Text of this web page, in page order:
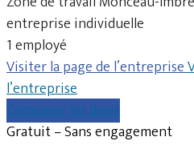
entreprise individuelle
1 employé
Visiter la page de l’entreprise
l’entreprise
Comparer les devis
Gratuit – Sans engagement